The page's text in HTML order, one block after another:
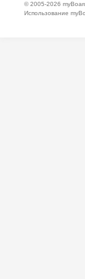
© 2005-2026
Использование